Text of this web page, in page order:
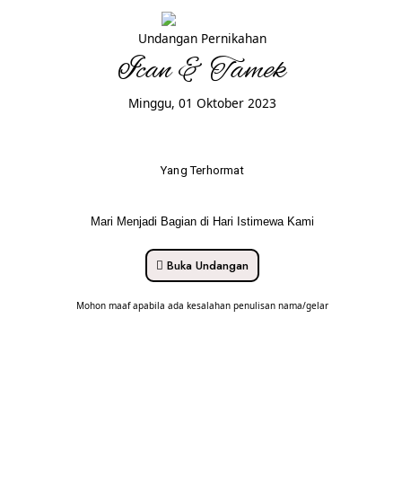
Undangan Pernikahan
Ican & Tamek
Minggu, 01 Oktober 2023
Yang Terhormat
Mari Menjadi Bagian di Hari Istimewa Kami
Buka Undangan
Mohon maaf apabila ada kesalahan penulisan nama/gelar